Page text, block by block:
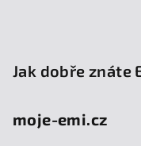
Jak dobře znáte
moje-emi.cz